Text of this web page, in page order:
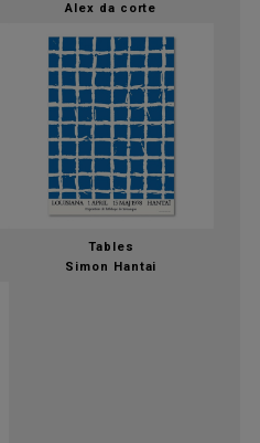
Alex da corte
Tables
Simon Hantai